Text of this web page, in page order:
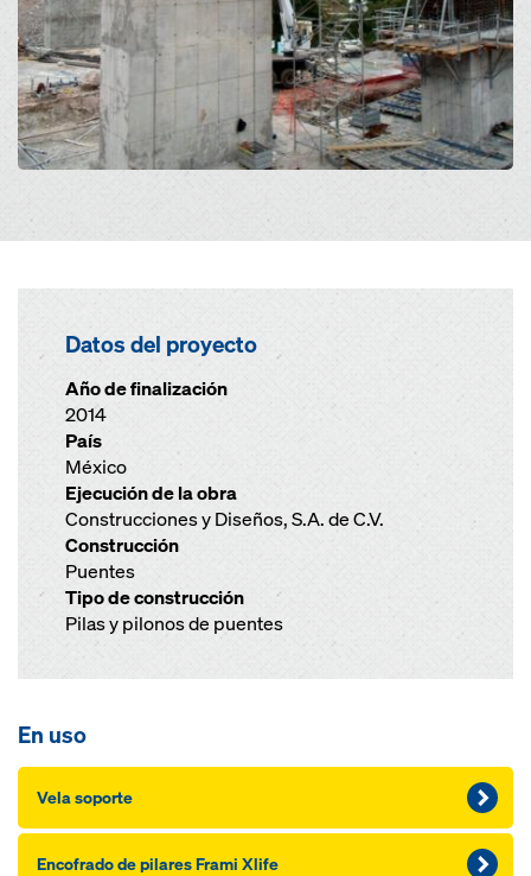
Datos del proyecto
Año de finalización
2014
País
México
Ejecución de la obra
Construcciones y Diseños, S.A. de C.V.
Construcción
Puentes
Tipo de construcción
Pilas y pilonos de puentes
En uso
Vela soporte
Encofrado de pilares Frami Xlife